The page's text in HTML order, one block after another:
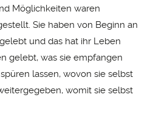
Möglichkeiten waren
Sie haben von Beginn an
und das hat ihr Leben
gelebt, was sie empfangen
lassen, wovon sie selbst
womit sie selbst